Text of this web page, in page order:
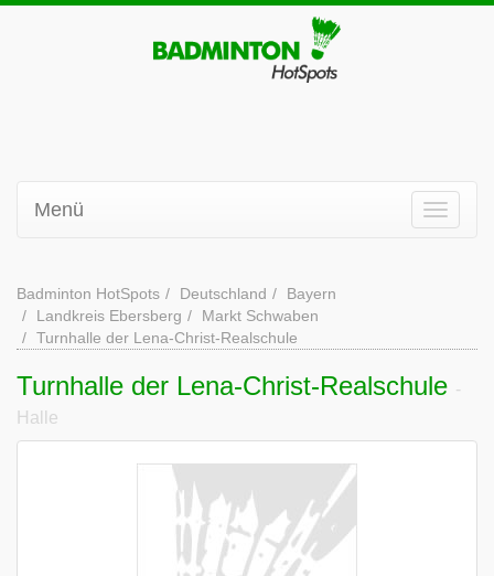
Menü
Badminton HotSpots Deutschland
Bayern
Landkreis Ebersberg
Markt Schwaben
Turnhalle der Lena-Christ-Realschule
Turnhalle der Lena-Christ-Realschule -
Halle